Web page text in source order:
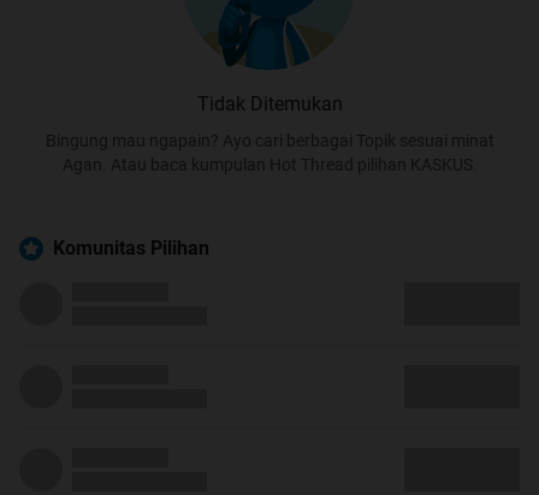
Tidak Ditemukan
Bingung mau ngapain? Ayo cari berbagai Topik sesuai minat
Agan. Atau baca kumpulan Hot Thread pilihan KASKUS.
Komunitas Pilihan